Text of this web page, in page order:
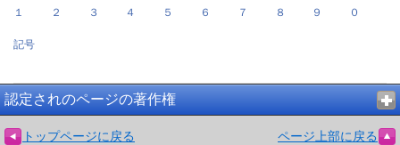
１ ２ ３ ４ ５ ６ ７ ８ ９ ０
記号
認定されのページの著作権
トップページに戻る ページ上部に戻る